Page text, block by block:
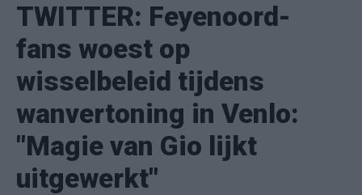
TWITTER: Feyenoord-
fans woest op
wisselbeleid tijdens
wanvertoning in Venlo:
"Magie van Gio lijkt
uitgewerkt"